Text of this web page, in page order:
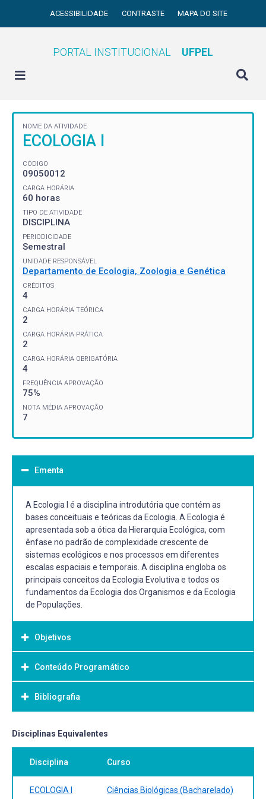
ACESSIBILIDADE CONTRASTE MAPA DO SITE
PORTAL INSTITUCIONAL UFPEL
NOME DA ATIVIDADE
ECOLOGIA I
CÓDIGO
09050012
CARGA HORÁRIA
60 horas
TIPO DE ATIVIDADE
DISCIPLINA
PERIODICIDADE
Semestral
UNIDADE RESPONSÁVEL
Departamento de Ecologia, Zoologia e Genética
CRÉDITOS
4
CARGA HORÁRIA TEÓRICA
2
CARGA HORÁRIA PRÁTICA
2
CARGA HORÁRIA OBRIGATÓRIA
4
FREQUÊNCIA APROVAÇÃO
75%
NOTA MÉDIA APROVAÇÃO
7
Ementa
A Ecologia I é a disciplina introdutória que contém as
bases conceituais e teóricas da Ecologia. A Ecologia é
apresentada sob a ótica da Hierarquia Ecológica, com
ênfase no padrão de complexidade crescente de
sistemas ecológicos e nos processos em diferentes
escalas espaciais e temporais. A disciplina engloba os
principais conceitos da Ecologia Evolutiva e todos os
fundamentos da Ecologia dos Organismos e da Ecologia
de Populações.
Objetivos
Objetivo Geral:
- Propiciar ao aluno noções da abrangência da ecologia,
colocando-o em contato com os principais conceitos da
- Fornecer as bases conceituais e teóricas da ecologia
evolutiva, da ecologia do organismo e da ecologia de
Conteúdo Programático
Parte I: Introdução
- Conceito de Ecologia;
- Hierarquia de Níveis de Organização;
- Propriedades Emergentes;
Parte II: Ecologia Evolutiva
- Evolução;
- Origem das Espécies e Seleção Natural;
Bibliografia
Bibliografia Básica:
Begon, M.; C.R. Townsend & J.L. Harper. 2007. Ecologia: de
Indivíduos a Ecossistemas. Editora Artmed, Porto Alegre.
4º edição. 752p.
Dajoz, R. 2005. Princípios de Ecologia. Editora Artmed,
Disciplinas Equivalentes
Disciplina Curso
ECOLOGIA I Ciências Biológicas (Bacharelado)